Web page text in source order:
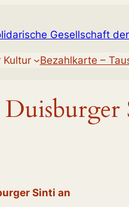
Gesellschaft
Kultur Bezahlkarte –
Sinti an